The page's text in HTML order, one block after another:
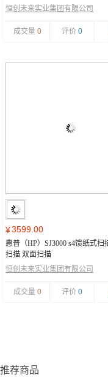
描仪
恒创未来实业集团有限公司
成交量 0 评价 0
¥3599.00
惠普（HP）SJ3000 s4馈纸式扫
扫描 双面扫描
恒创未来实业集团有限公司
成交量 0 评价 0
推荐商品